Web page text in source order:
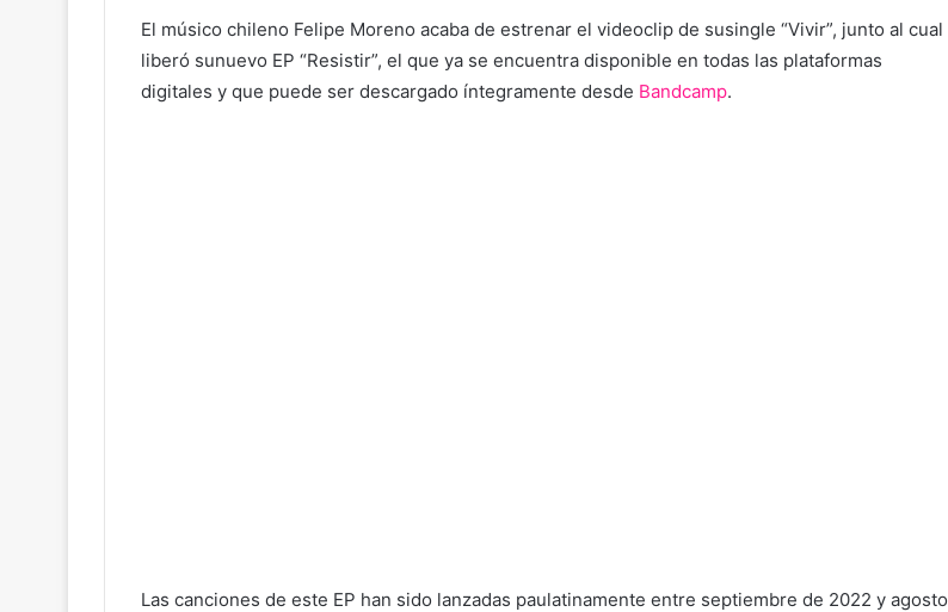
El músico chileno Felipe Moreno acaba de estrenar el videoclip de susingle “Vivir”, junto al cual
liberó sunuevo EP “Resistir”, el que ya se encuentra disponible en todas las plataformas
digitales y que puede ser descargado íntegramente desde Bandcamp.
Las canciones de este EP han sido lanzadas paulatinamente entre septiembre de 2022 y agosto